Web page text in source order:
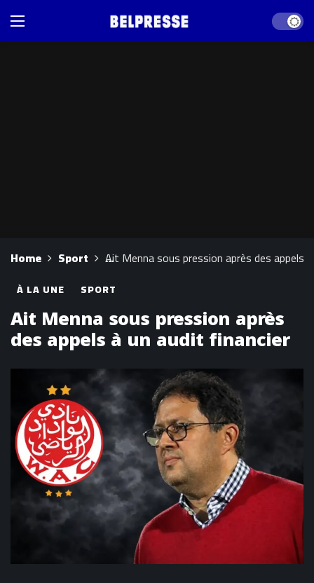
Dark
Home Sport Ait Menna sous pression après des appels
À LA UNE SPORT
Ait Menna sous pression après
des appels à un audit financier